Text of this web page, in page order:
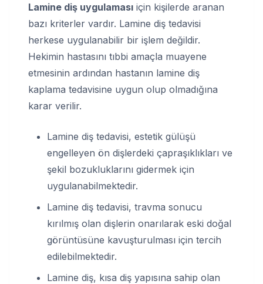
Lamine diş uygulaması için kişilerde aranan
bazı kriterler vardır. Lamine diş tedavisi
herkese uygulanabilir bir işlem değildir.
Hekimin hastasını tıbbi amaçla muayene
etmesinin ardından hastanın lamine diş
kaplama tedavisine uygun olup olmadığına
karar verilir.
Lamine diş tedavisi, estetik gülüşü
engelleyen ön dişlerdeki çapraşıklıkları ve
şekil bozukluklarını gidermek için
uygulanabilmektedir.
Lamine diş tedavisi, travma sonucu
kırılmış olan dişlerin onarılarak eski doğal
görüntüsüne kavuşturulması için tercih
edilebilmektedir.
Lamine diş, kısa diş yapısına sahip olan